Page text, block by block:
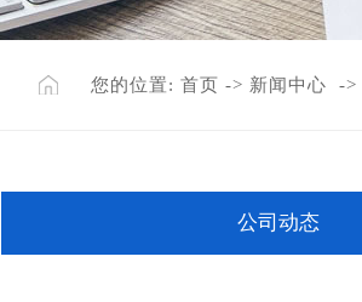
您的位置: 首页 -> 新闻中心 ->
公司动态